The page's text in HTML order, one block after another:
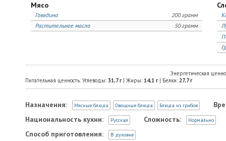
Мясо
200 грамм
Говядина
50 грамм
Растительное масло
Энергетическая
Питательная ценность: Углеводы: 31,7г| Жиры: 14,1 г| Белки: 27,7г
Назначения: Мясные блюда Овощные блюда Блюда из грибов
Национальность кухни:
Русская Сложность: Нормально
Способ приготовления: В духовке